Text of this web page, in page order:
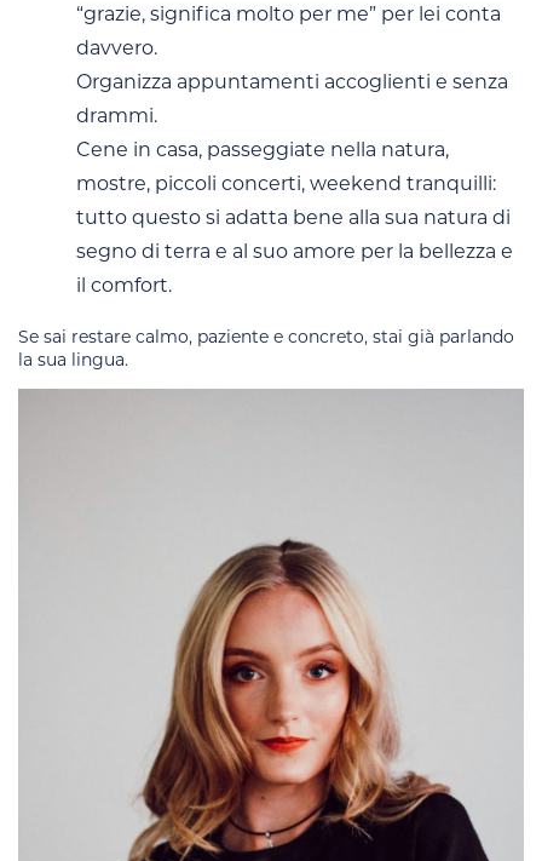
“grazie, significa molto per me” per lei conta
davvero.
Organizza appuntamenti accoglienti e senza
drammi.
Cene in casa, passeggiate nella natura,
mostre, piccoli concerti, weekend tranquilli:
tutto questo si adatta bene alla sua natura di
segno di terra e al suo amore per la bellezza e
il comfort.
Se sai restare calmo, paziente e concreto, stai già parlando
la sua lingua.